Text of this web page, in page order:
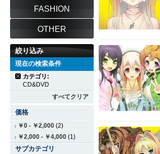
FASHION
OTHER
絞り込み
現在の検索条件
カテゴリ:
CD&DVD
すべてクリア
価格
￥0 - ￥2,000 (2)
￥2,000 - ￥4,000 (1)
サブカテゴリ